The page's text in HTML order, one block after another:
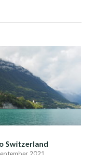
Switzerland
2021